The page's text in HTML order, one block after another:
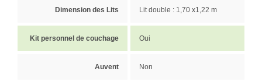
Dimension des Lits Lit double : 1,70 x1,22 m
Kit personnel de couchage Oui
Auvent Non